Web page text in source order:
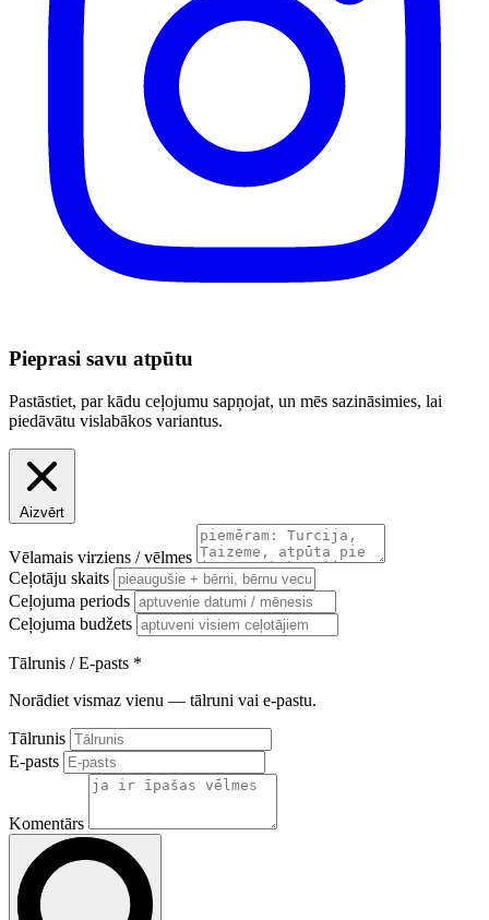
Pieprasi savu atpūtu
Pastāstiet, par kādu ceļojumu sapņojat, un mēs sazināsimies, lai
piedāvātu vislabākos variantus.
Aizvērt
Vēlamais virziens / vēlmes
Ceļotāju skaits
Ceļojuma periods
Ceļojuma budžets
Tālrunis / E-pasts *
Norādiet vismaz vienu — tālruni vai e-pastu.
Tālrunis
E-pasts
Komentārs